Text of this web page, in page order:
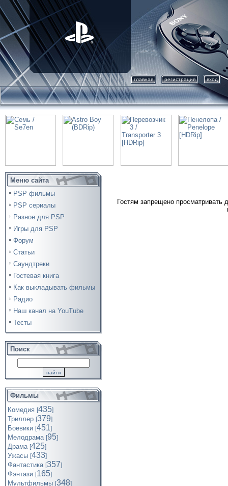
главная регистрация вход
Меню сайта
PSP фильмы
PSP сериалы
Разное для PSP
Игры для PSP
Форум
Статьи
Саундтреки
Гостевая книга
Как выкладывать фильмы
Радио
Наш канал на YouTube
Тесты
Поиск
Фильмы
Комедия [435]
Триллер [379]
Боевики [451]
Мелодрама [95]
Драма [425]
Ужасы [433]
Фантастика [357]
Фэнтази [165]
Мультфильмы [348]
Гостям запрещено просматривать